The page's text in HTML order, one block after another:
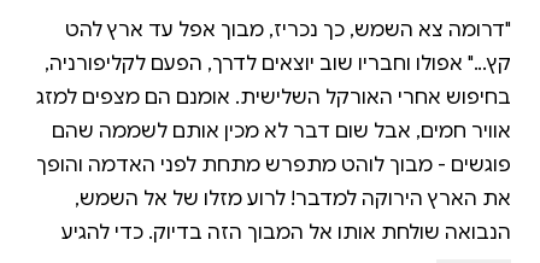
"דרומה צא השמש, כך נכריז, מבוך אפל עד ארץ להט
קץ..." אפולו וחבריו שוב יוצאים לדרך, הפעם לקליפורניה,
בחיפוש אחרי האורקל השלישית. אומנם הם מצפים למזג
אוויר חמים, אבל שום דבר לא מכין אותם לשממה שהם
פוגשים - מבוך לוהט מתפרש מתחת לפני האדמה והופך
את הארץ הירוקה למדבר! לרוע מזלו של אל השמש,
הנבואה שולחת אותו אל המבוך הזה בדיוק. כדי להגיע